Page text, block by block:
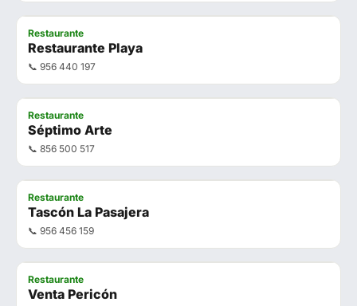
Restaurante
Restaurante Playa
📞 956 440 197
Restaurante
Séptimo Arte
📞 856 500 517
Restaurante
Tascón La Pasajera
📞 956 456 159
Restaurante
Venta Pericón